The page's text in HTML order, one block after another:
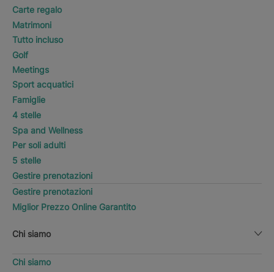
Carte regalo
Matrimoni
Tutto incluso
Golf
Meetings
Sport acquatici
Famiglie
4 stelle
Spa and Wellness
Per soli adulti
5 stelle
Gestire prenotazioni
Gestire prenotazioni
Miglior Prezzo Online Garantito
Chi siamo
Chi siamo